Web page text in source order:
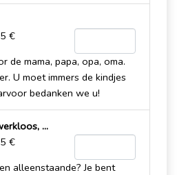
€
de mama, papa, opa, oma.
U moet immers de kindjes
bedanken we u!
...
€
alleenstaande? Je bent